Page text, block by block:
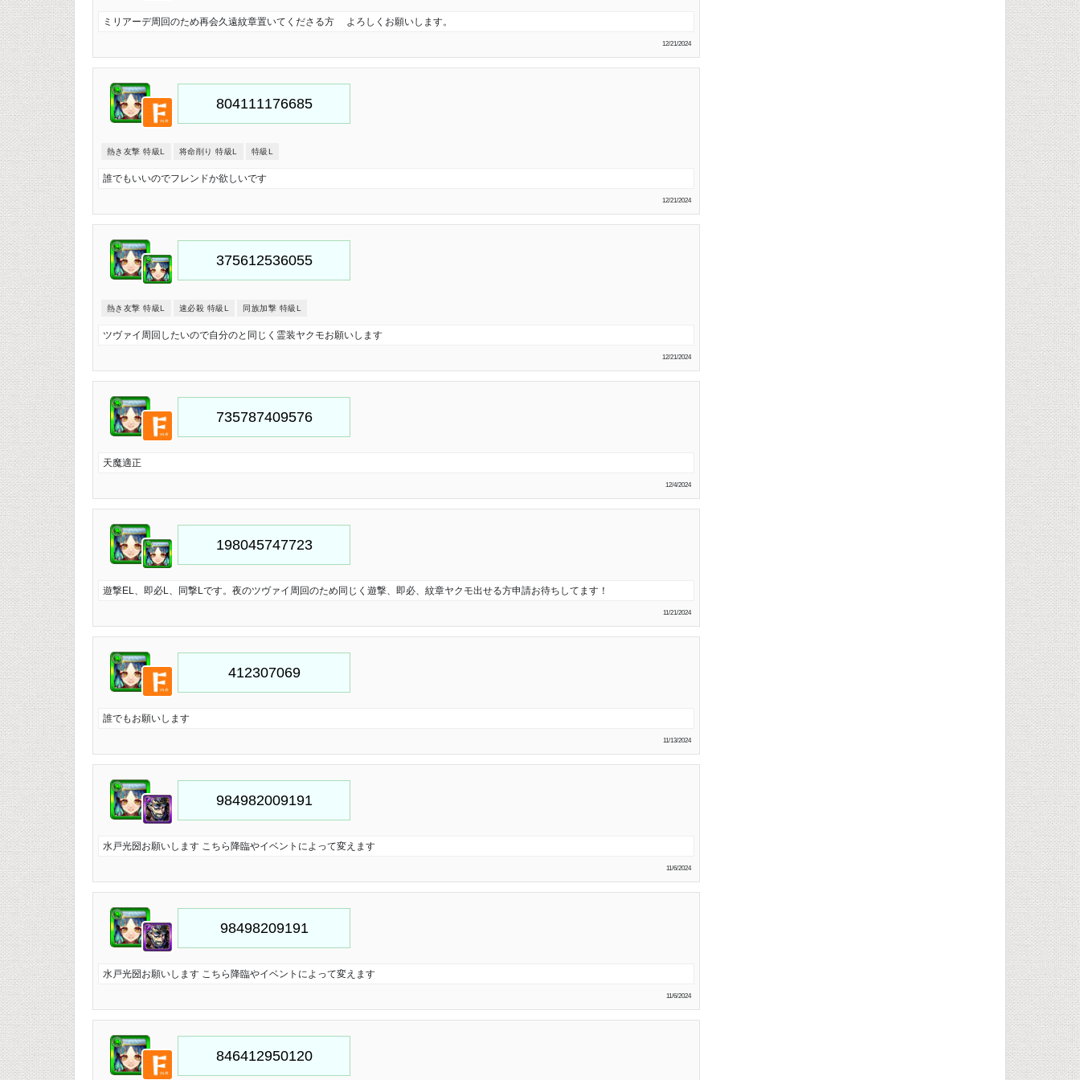
ミリアーデ周回のため再会久遠紋章置いてくださる方 よろしくお願いします。
12/21/2024
熱き友撃 特級L 将命削り 特級L 特級L
誰でもいいのでフレンドか欲しいです
12/21/2024
熱き友撃 特級L 速必殺 特級L 同族加撃 特級L
ツヴァイ周回したいので自分のと同じく霊装ヤクモお願いします
12/21/2024
天魔適正
12/4/2024
遊撃EL、即必L、同撃Lです。夜のツヴァイ周回のため同じく遊撃、即必、紋章ヤクモ出せる方申請お待ちしてます！
11/21/2024
誰でもお願いします
11/13/2024
水戸光圀お願いします こちら降臨やイベントによって変えます
11/6/2024
水戸光圀お願いします こちら降臨やイベントによって変えます
11/6/2024